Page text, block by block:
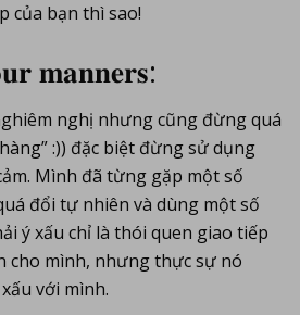
của bạn thì sao!
𝐦𝐚𝐧𝐧𝐞𝐫𝐬:
nghị nhưng cũng đừng quá
:)) đặc biệt đừng sử dụng
Mình đã từng gặp một số
đổi tự nhiên và dùng một số
ý xấu chỉ là thói quen giao tiếp
cho mình, nhưng thực sự nó
với mình.